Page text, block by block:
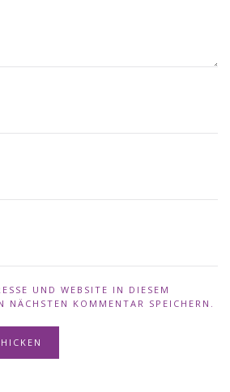
UND WEBSITE IN DIESEM
NÄCHSTEN KOMMENTAR SPEICHERN.